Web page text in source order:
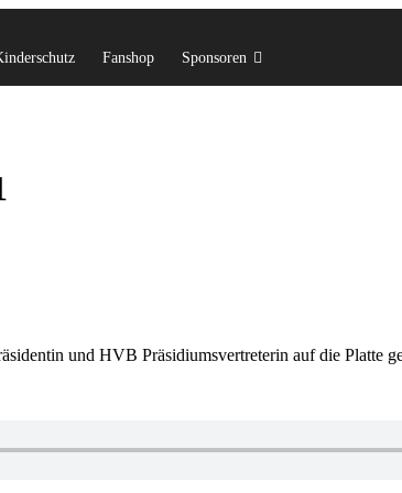
Fanshop Sponsoren
und HVB Präsidiumsvertreterin auf die Platte